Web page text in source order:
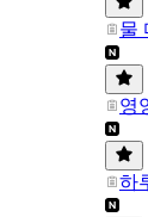
물
영
하